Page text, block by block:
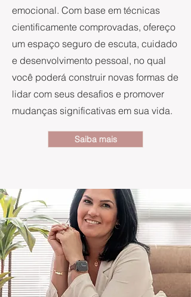
emocional. Com base em técnicas
cientificamente comprovadas, ofereço
um espaço seguro de escuta, cuidado
e desenvolvimento pessoal, no qual
você poderá construir novas formas de
lidar com seus desafios e promover
mudanças significativas em sua vida.
Saiba mais